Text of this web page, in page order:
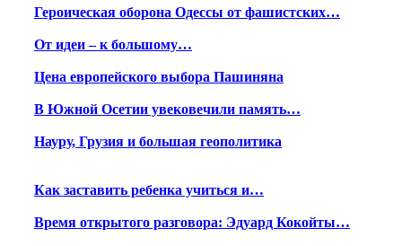
Героическая оборона Одессы от фашистских…
От идеи – к большому…
Цена европейского выбора Пашиняна
В Южной Осетии увековечили память…
Науру, Грузия и большая геополитика
Как заставить ребенка учиться и…
Время открытого разговора: Эдуард Кокойты…